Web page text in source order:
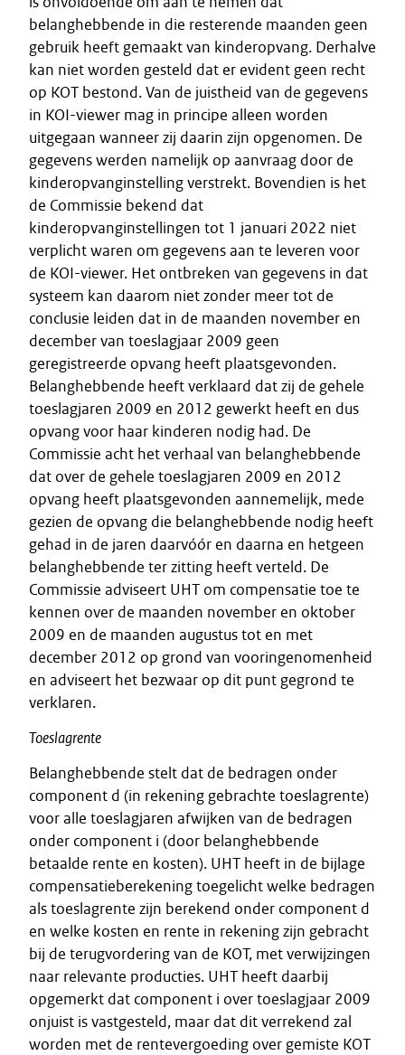
belanghebbende in die resterende maanden geen
gebruik heeft gemaakt van kinderopvang. Derhalve
kan niet worden gesteld dat er evident geen recht
op KOT bestond. Van de juistheid van de gegevens
in KOI-viewer mag in principe alleen worden
uitgegaan wanneer zij daarin zijn opgenomen. De
gegevens werden namelijk op aanvraag door de
kinderopvanginstelling verstrekt. Bovendien is het
de Commissie bekend dat
kinderopvanginstellingen tot 1 januari 2022 niet
verplicht waren om gegevens aan te leveren voor
de KOI-viewer. Het ontbreken van gegevens in dat
systeem kan daarom niet zonder meer tot de
conclusie leiden dat in de maanden november en
december van toeslagjaar 2009 geen
geregistreerde opvang heeft plaatsgevonden.
Belanghebbende heeft verklaard dat zij de gehele
toeslagjaren 2009 en 2012 gewerkt heeft en dus
opvang voor haar kinderen nodig had. De
Commissie acht het verhaal van belanghebbende
dat over de gehele toeslagjaren 2009 en 2012
opvang heeft plaatsgevonden aannemelijk, mede
gezien de opvang die belanghebbende nodig heeft
gehad in de jaren daarvóór en daarna en hetgeen
belanghebbende ter zitting heeft verteld. De
Commissie adviseert UHT om compensatie toe te
kennen over de maanden november en oktober
2009 en de maanden augustus tot en met
december 2012 op grond van vooringenomenheid
en adviseert het bezwaar op dit punt gegrond te
verklaren.
Toeslagrente
Belanghebbende stelt dat de bedragen onder
component d (in rekening gebrachte toeslagrente)
voor alle toeslagjaren afwijken van de bedragen
onder component i (door belanghebbende
betaalde rente en kosten). UHT heeft in de bijlage
compensatieberekening toegelicht welke bedragen
als toeslagrente zijn berekend onder component d
en welke kosten en rente in rekening zijn gebracht
bij de terugvordering van de KOT, met verwijzingen
naar relevante producties. UHT heeft daarbij
opgemerkt dat component i over toeslagjaar 2009
onjuist is vastgesteld, maar dat dit verrekend zal
worden met de rentevergoeding over gemiste KOT